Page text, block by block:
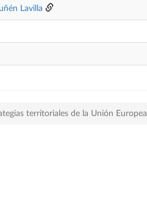
Lavilla
territoriales de la Unión Europea